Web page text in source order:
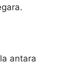
antara